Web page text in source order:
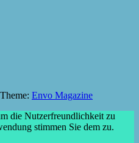
Theme: Envo Magazine
die Nutzerfreundlichkeit zu
stimmen Sie dem zu.